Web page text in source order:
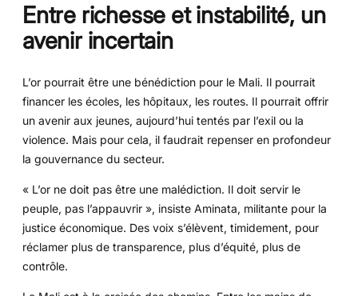
Entre richesse et instabilité, un
avenir incertain
L’or pourrait être une bénédiction pour le Mali. Il pourrait
financer les écoles, les hôpitaux, les routes. Il pourrait offrir
un avenir aux jeunes, aujourd’hui tentés par l’exil ou la
violence. Mais pour cela, il faudrait repenser en profondeur
la gouvernance du secteur.
« L’or ne doit pas être une malédiction. Il doit servir le
peuple, pas l’appauvrir », insiste Aminata, militante pour la
justice économique. Des voix s’élèvent, timidement, pour
réclamer plus de transparence, plus d’équité, plus de
contrôle.